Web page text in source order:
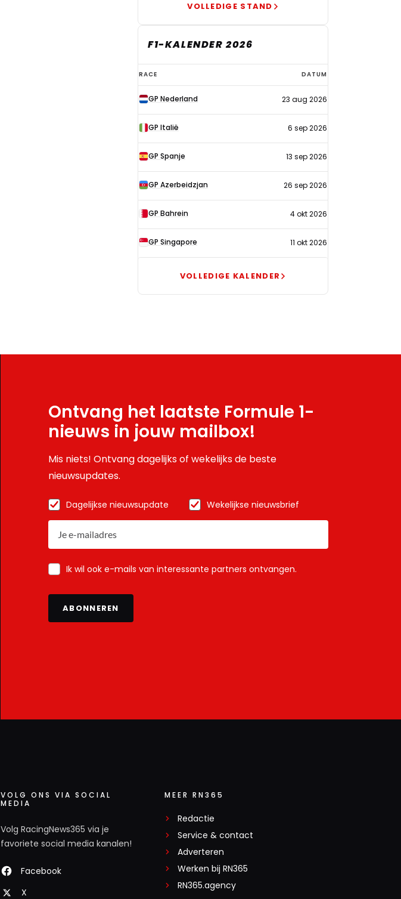
VOLLEDIGE STAND
F1-KALENDER 2026
F1-
kalender
2026
RACE DATUM
GP Nederland 23 aug 2026
GP Italië 6 sep 2026
GP Spanje 13 sep 2026
GP Azerbeidzjan 26 sep 2026
GP Bahrein 4 okt 2026
GP Singapore 11 okt 2026
VOLLEDIGE KALENDER
Ontvang het laatste Formule 1-
nieuws in jouw mailbox!
Mis niets! Ontvang dagelijks of wekelijks de beste
nieuwsupdates.
Dagelijkse nieuwsupdate Wekelijkse nieuwsbrief
Ik wil ook e-mails van interessante partners ontvangen.
ABONNEREN
VOLG ONS VIA SOCIAL
MEDIA
Volg RacingNews365 via je
favoriete social media kanalen!
Facebook
X
MEER RN365
Redactie
Service & contact
Adverteren
Werken bij RN365
RN365.agency